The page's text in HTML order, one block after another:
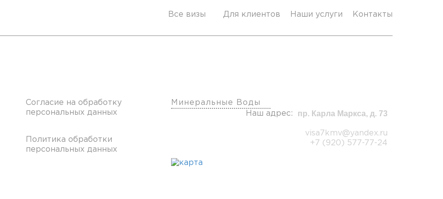
Все визы Для клиентов Наши услуги Контакты
Согласие на обработку
персональных данных
Политика обработки
персональных данных
Минеральные Воды
Наш адрес:
пр. Карла Маркса, д. 73
visa7kmv@yandex.ru
+7 (920) 577-77-24